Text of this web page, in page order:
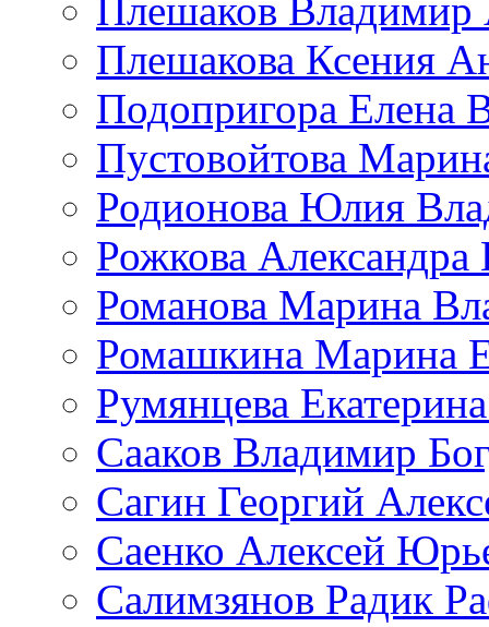
Плешаков Владимир
Плешакова Ксения
Подопригора Елена
Пустовойтова
Родионова Юлия
Рожкова Александра
Романова Марина
Ромашкина Марина
Румянцева
Сааков Владимир
Сагин Георгий
Саенко Алексей
Салимзянов Радик